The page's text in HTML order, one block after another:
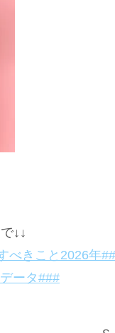
↓↓
べきこと2026年
ータ###